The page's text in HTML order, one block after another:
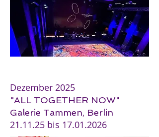
Dezember 2025
"ALL TOGETHER NOW"
Galerie Tammen, Berlin
21.11.25 bis 17.01.2026